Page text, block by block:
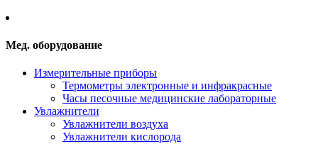
Мед. оборудование
Измерительные приборы
Термометры электронные и инфракрасные
Часы песочные медицинские лабораторные
Увлажнители
Увлажнители воздуха
Увлажнители кислорода